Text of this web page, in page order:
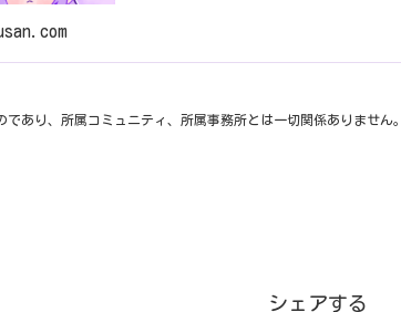
あり、所属コミュニティ、所属事務所とは一切関係ありません。
シェアする